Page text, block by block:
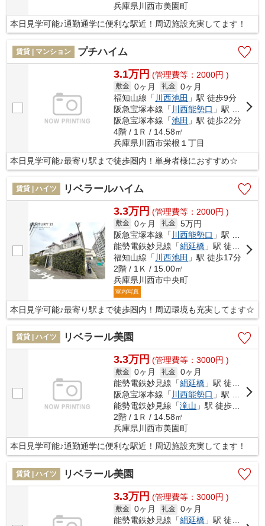
兵庫県川西市美園町
本日見学可能♪通勤通学に便利な駅近！周辺施設充実してます！
賃貸 | マンション プチハイム
3.1万円 (管理費等：2000円 )
敷金 0ヶ月 礼金 0ヶ月
福知山線「 川西池田 」駅 徒歩9分
阪急宝塚本線「 川西能勢口 」駅 徒歩11分
阪急宝塚本線「池田 」駅 徒歩22分
4階 / 1Ｒ / 14.58㎡
兵庫県川西市栄根１丁目
本日見学可能♪最寄り駅まで徒歩圏内！単身者様におすすめ☆
賃貸 | ハイツ リベラールハイム
3.3万円 (管理費等：2000円 )
敷金 0ヶ月 礼金 5万円
阪急宝塚本線「 川西能勢口 」駅 徒歩10分
能勢電鉄妙見線「絹延橋 」駅 徒歩11分
福知山線「 川西池田 」駅 徒歩17分
2階 / 1Ｋ / 15.00㎡
兵庫県川西市中央町
室内写真
本日見学可能♪最寄り駅まで徒歩圏内！周辺環境も充実してます☆
賃貸 | ハイツ リベラール美園
3.3万円 (管理費等：3000円 )
敷金 0ヶ月 礼金 0ヶ月
能勢電鉄妙見線「絹延橋 」駅 徒歩5分
阪急宝塚本線「 川西能勢口 」駅 徒歩13分
能勢電鉄妙見線「滝山 」駅 徒歩15分
2階 / 1Ｒ / 14.58㎡
兵庫県川西市美園町
本日見学可能♪通勤通学に便利な駅近！周辺施設充実してます！
賃貸 | ハイツ リベラール美園
3.3万円 (管理費等：3000円 )
敷金 0ヶ月 礼金 0ヶ月
能勢電鉄妙見線「絹延橋 」駅 徒歩5分